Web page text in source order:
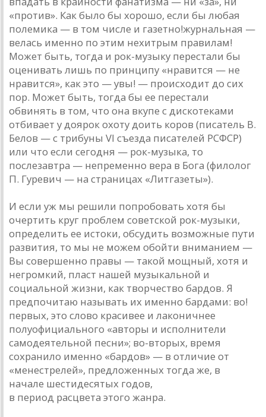
«против». Как было бы хорошо, если бы любая
полемика — в том числе и газетно!журнальная —
велась именно по этим нехитрым правилам!
Может быть, тогда и рок-музыку перестали бы
оценивать лишь по принципу «нравится — не
нравится», как это — увы! — происходит до сих
пор. Может быть, тогда бы ее перестали
обвинять в том, что она вкупе с дискотеками
отбивает у доярок охоту доить коров (писатель В.
Белов — с трибуны VI съезда писателей РСФСР)
или что если сегодня — рок-музыка, то
послезавтра — непременно вера в Бога (филолог
П. Гуревич — на страницах «Литгазеты»).
И если уж мы решили попробовать хотя бы
очертить круг проблем советской рок-музыки,
определить ее истоки, обсудить возможные пути
развития, то мы не можем обойти вниманием —
Вы совершенно правы — такой мощный, хотя и
негромкий, пласт нашей музыкальной и
социальной жизни, как творчество бардов. Я
предпочитаю называть их именно бардами: во!
первых, это слово красивее и лаконичнее
полуофициального «авторы и исполнители
самодеятельной песни»; во-вторых, время
сохранило именно «бардов» — в отличие от
«менестрелей», предложенных тогда же, в
начале шестидесятых годов,
в период расцвета этого жанра.